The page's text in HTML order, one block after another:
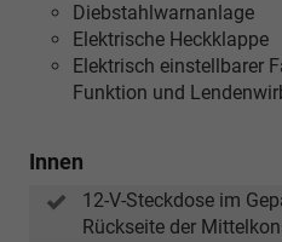
Diebstahlwarnanlage
Elektrische Heckklappe
Elektrisch einstellbarer
Funktion und
Innen
12-V-Steckdose im
Rückseite der